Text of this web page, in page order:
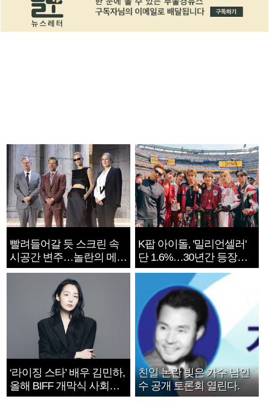
빨려들어갈 듯 스크린 속
시공간 변주…놀란의 메시
지는 ‘전쟁 속죄’
K팝 아이돌, '밀리언셀러'
단 1.6%…30년간 등장
1182개팀 전수조사
‘라이징 스타’ 배우 김민하,
올해 BIFF 개막식 사회자
확정
친일 논란 빚은 가수 남인
수 공개 토론회 열린다.